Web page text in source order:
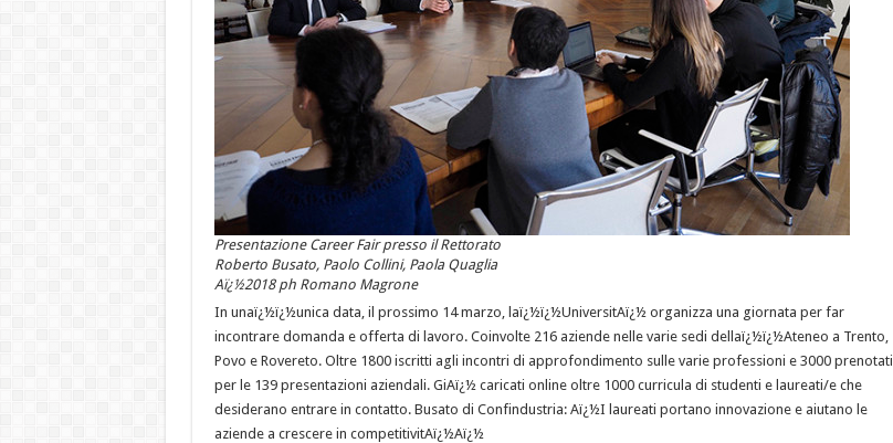
Presentazione Career Fair presso il Rettorato
Roberto Busato, Paolo Collini, Paola Quaglia
Aï¿½2018 ph Romano Magrone
In unaï¿½ï¿½unica data, il prossimo 14 marzo, laï¿½ï¿½UniversitAï¿½ organizza una giornata per far
incontrare domanda e offerta di lavoro. Coinvolte 216 aziende nelle varie sedi dellaï¿½ï¿½Ateneo a Trento,
Povo e Rovereto. Oltre 1800 iscritti agli incontri di approfondimento sulle varie professioni e 3000 prenotati
per le 139 presentazioni aziendali. GiAï¿½ caricati online oltre 1000 curricula di studenti e laureati/e che
desiderano entrare in contatto. Busato di Confindustria: Aï¿½I laureati portano innovazione e aiutano le
aziende a crescere in competitivitAï¿½Aï¿½